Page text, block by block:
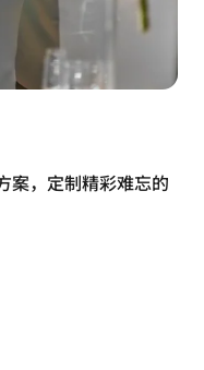
案，定制精彩难忘的